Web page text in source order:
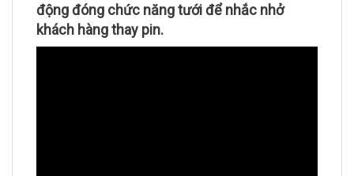
động đóng chức năng tưới để nhắc nhở
khách hàng thay pin.